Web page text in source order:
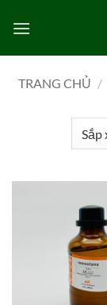
qua
TRANG CHỦ /